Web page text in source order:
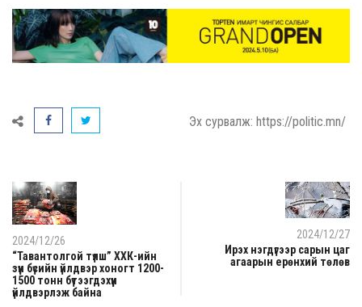
Эх сурвалж: https://politic.mn/
2024/12/26
“Тавантолгой түлш” ХХК-ийн
зүүн бүсийн үйлдвэр хоногт 1200-
1500 тонн бүтээгдэхүүн
үйлдвэрлэж байна
2024/12/27
Ирэх нэгдүгээр сарын цаг
агаарын ерөнхий төлөв